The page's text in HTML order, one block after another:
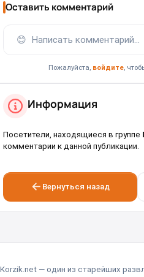
Оставить комментарий
😊 Написать комментарий...
Пожалуйста, войдите,
Информация
Посетители, находящиеся в группе
комментарии к данной публикации.
Вернуться назад
Korzik.net — один из старейших